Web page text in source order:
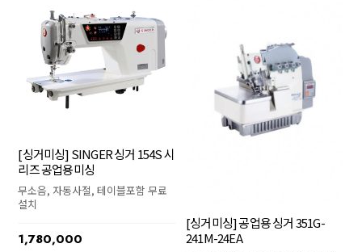
[싱거미싱] SINGER 싱거 154S 시
리즈 공업용미싱
무소음, 자동사절, 테이블포함 무료
설치
1,780,000
[싱거미싱] 공업용 싱거 351G-
241M-24EA